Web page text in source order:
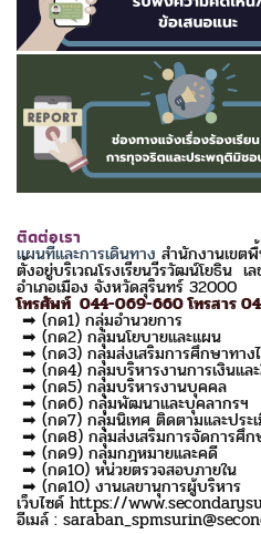
ติดต่อเรา
แผนที่และการเดินทาง สำนักงานเขต
ตั้งอยู่บริเวณโรงเรียนวีรวัฒน์โยธิน
อำเภอเมือง จังหวัดสุรินทร์ 32000
โทรศัพท์ 044-069-660 โทรสาร
➡ (กด1) กลุ่มอำนวยการ
➡ (กด2) กลุ่มนโยบายและแผน
➡ (กด3) กลุ่มส่งเสริมการศึกษาทาง
➡ (กด4) กลุ่มบริหารงานการเงินแล
➡ (กด5) กลุ่มบริหารงานบุคคล
➡ (กด6) กลุ่มพัฒนาและบุคลากรฯ
➡ (กด7) กลุ่มนิเทศ ติดตามและประ
➡ (กด8) กลุ่มส่งเสริมการจัดการศึก
➡ (กด9) กลุ่มกฎหมายและคดี
➡ (กด10) หน่วยตรวจสอบภายใน
➡ (กด10) งานเลขานุการผู้บริหาร
เว็บไซด์ https://
อีเมล์ :